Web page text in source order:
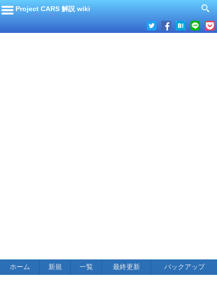
Project CARS 解説 wiki
ホーム 新規 一覧 最終更新 バックアップ